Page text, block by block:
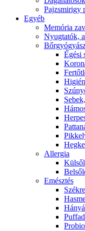
Pajzsmirigy
Egyéb
Memória
Nyugtatók,
É́gési
Allergia
Emésztés